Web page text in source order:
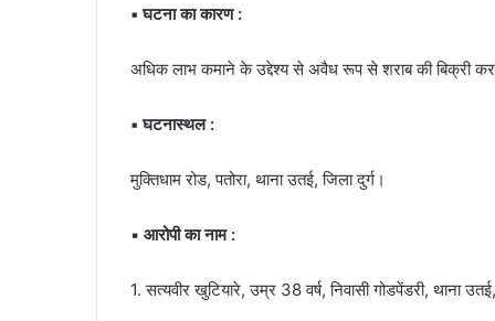
▪️ घटना का कारण :
अधिक लाभ कमाने के उद्देश्य से अवैध रूप से शराब की बिक्री
▪️ घटनास्थल :
मुक्तिधाम रोड, पतोरा, थाना उतई, जिला दुर्ग।
▪️ आरोपी का नाम :
1. सत्यवीर खुटियारे, उम्र 38 वर्ष, निवासी गोडपेंडरी, थाना